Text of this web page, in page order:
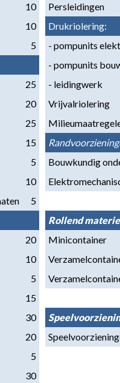
10
Persleidingen
10
Drukriolering:
5
- pompunits
- pompunits
25
- leidingwerk
20
Vrijvalriolering
25
15
5
Bouwkundig
10
5
Rollend
20
Minicontainer
10
5
15
30
20
5
30